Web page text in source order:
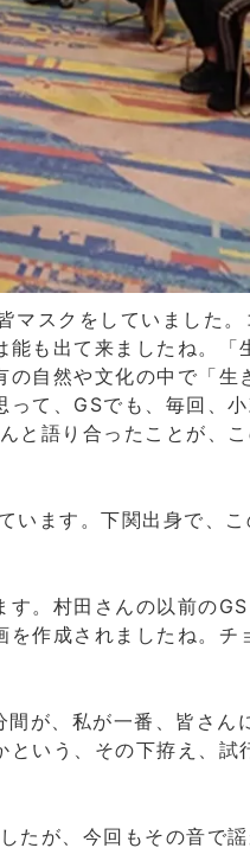
スクをしていました
も出て来ましたね。
自然や文化の中で「
て、GSでも、毎回、
と語り合ったことが、
います。下関出身で、
。村田さんの以前の
作成されましたね。チ
が、私が一番、皆さん
いう、その下拵え、
たが、今回もその音で